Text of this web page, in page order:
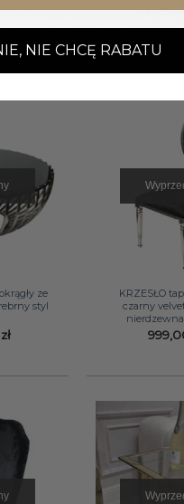
ze
styl
zł
KRZESŁO
czarny
NIE CHCĘ RABATU